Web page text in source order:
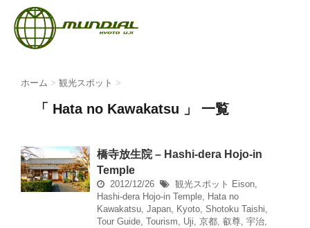
ホーム > 観光スポット >
「 Hata no Kawakatsu 」 一覧
橋寺放生院 – Hashi-dera Hojo-in
Temple
2012/12/26 観光スポット Eison,
Hashi-dera Hojo-in Temple, Hata no
Kawakatsu, Japan, Kyoto, Shotoku Taishi,
Tour Guide, Tourism, Uji, 京都, 叡尊, 宇治,